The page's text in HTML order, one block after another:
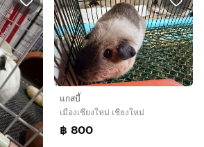
แกสบี้
เมืองเชียงใหม่ เชียงใหม่
฿ 800